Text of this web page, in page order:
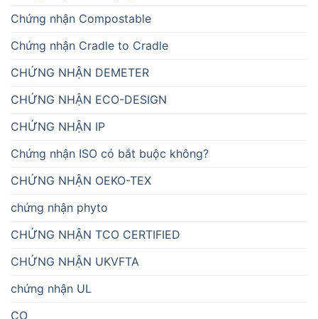
Chứng nhận Compostable
Chứng nhận Cradle to Cradle
CHỨNG NHẬN DEMETER
CHỨNG NHẬN ECO-DESIGN
CHỨNG NHẬN IP
Chứng nhận ISO có bắt buộc không?
CHỨNG NHẬN OEKO-TEX
chứng nhận phyto
CHỨNG NHẬN TCO CERTIFIED
CHỨNG NHẬN UKVFTA
chứng nhận UL
CO